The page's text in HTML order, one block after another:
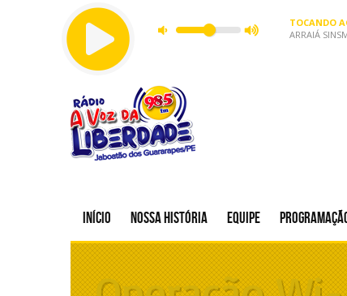
TOCANDO
ARRAIÁ
Início Nossa história Equipe